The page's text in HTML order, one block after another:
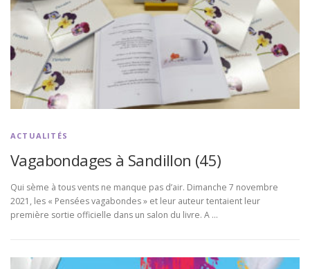
ACTUALITÉS
Vagabondages à Sandillon (45)
Qui sème à tous vents ne manque pas d’air. Dimanche 7 novembre
2021, les « Pensées vagabondes » et leur auteur tentaient leur
première sortie officielle dans un salon du livre. A …